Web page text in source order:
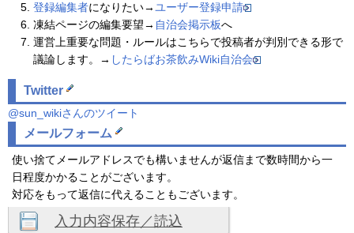
登録編集者になりたい→ ユーザー登録申請
凍結ページの編集要望→ 自治会掲示板へ
運営上重要な問題・ルールはこちらで投稿者が判別できる形で
議論します。→ したらばお茶飲みWiki自治会
Twitter
@sun_wikiさんのツイート
メールフォーム
使い捨てメールアドレスでも構いませんが返信まで数時間から一
日程度かかることがございます。
対応をもって返信に代えることもございます。